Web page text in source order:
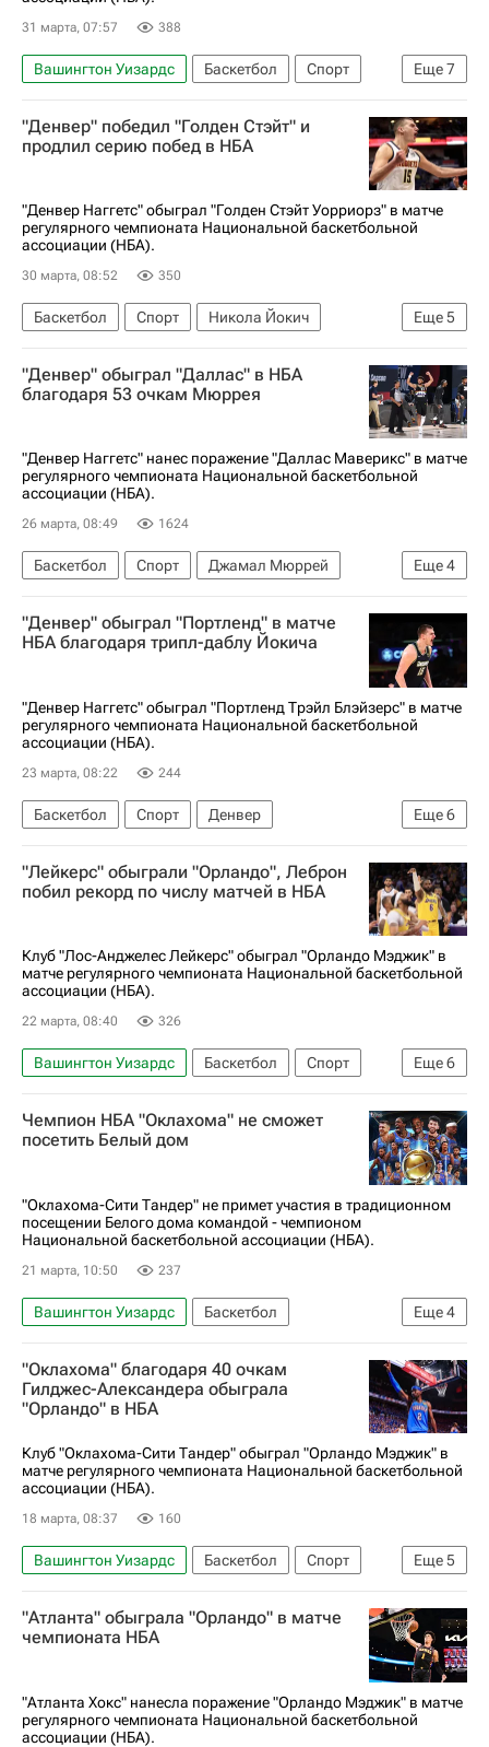
31 марта, 07:57 388
Еще7
Вашингтон Уизардс Баскетбол
Спорт
Лос-Анджелес
Восток
Леброн Джеймс
Лука Дончич
Лос-Анджелес Лейкерс
"Денвер" победил "Голден Стэйт" и
продлил серию побед в НБА
"Денвер Наггетс" обыграл "Голден Стэйт Уорриорз" в матче
регулярного чемпионата Национальной баскетбольной
ассоциации (НБА).
30 марта, 08:52 350
Еще5
Баскетбол Спорт
Никола Йокич
Денвер Наггетс
Индиана Пэйсерс
Голден Стэйт Уорриорз
Кристапс Порзингис
"Денвер" обыграл "Даллас" в НБА
благодаря 53 очкам Мюррея
"Денвер Наггетс" нанес поражение "Даллас Маверикс" в матче
регулярного чемпионата Национальной баскетбольной
ассоциации (НБА).
26 марта, 08:49 1624
Еще4
Баскетбол Спорт
Джамал Мюррей
Никола Йокич
Купер Флэгг
Денвер Наггетс
Детройт Пистонс
"Денвер" обыграл "Портленд" в матче
НБА благодаря трипл-даблу Йокича
"Денвер Наггетс" обыграл "Портленд Трэйл Блэйзерс" в матче
регулярного чемпионата Национальной баскетбольной
ассоциации (НБА).
23 марта, 08:22 244
Еще6
Баскетбол Спорт
Денвер
Джамал Мюррей
Никола Йокич
Егор Демин
Денвер Наггетс
"Лейкерс" обыграли "Орландо", Леброн
побил рекорд по числу матчей в НБА
Клуб "Лос-Анджелес Лейкерс" обыграл "Орландо Мэджик" в
матче регулярного чемпионата Национальной баскетбольной
ассоциации (НБА).
22 марта, 08:40 326
Еще6
Вашингтон Уизардс Баскетбол
Спорт
Орландо
Лука Дончич
Леброн Джеймс
Лос-Анджелес Лейкерс
Восток
Чемпион НБА "Оклахома" не сможет
посетить Белый дом
"Оклахома-Сити Тандер" не примет участия в традиционном
посещении Белого дома командой - чемпионом
Национальной баскетбольной ассоциации (НБА).
21 марта, 10:50 237
Еще4
Вашингтон Уизардс
Баскетбол
Дональд Трамп
Оклахома-Сити Тандер
Голден Стэйт Уорриорз
НБА
"Оклахома" благодаря 40 очкам
Гилджес-Александера обыграла
"Орландо" в НБА
Клуб "Оклахома-Сити Тандер" обыграл "Орландо Мэджик" в
матче регулярного чемпионата Национальной баскетбольной
ассоциации (НБА).
18 марта, 08:37 160
Еще5
Вашингтон Уизардс Баскетбол
Спорт
Орландо
Восток
Оклахома-Сити Тандер
Орландо Мэджик
НБА
"Атланта" обыграла "Орландо" в матче
чемпионата НБА
"Атланта Хокс" нанесла поражение "Орландо Мэджик" в матче
регулярного чемпионата Национальной баскетбольной
ассоциации (НБА).